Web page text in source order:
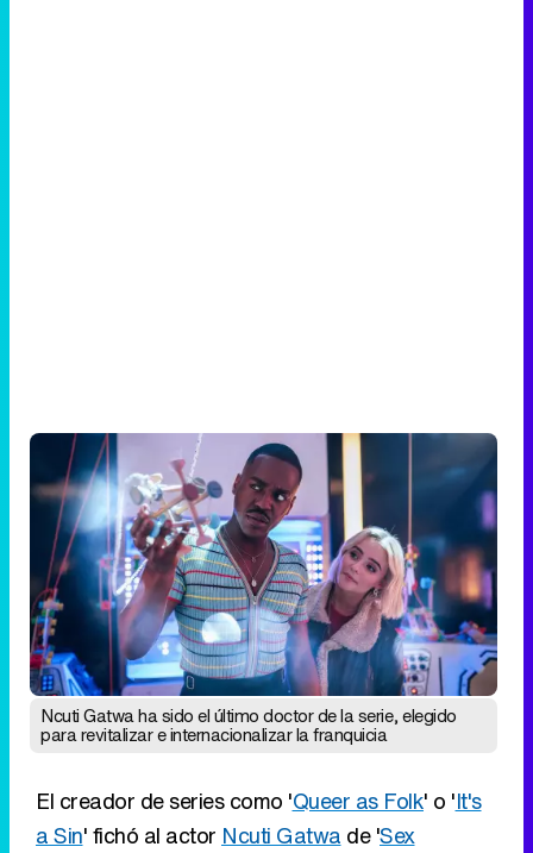
Ncuti Gatwa ha sido el último doctor de la serie, elegido
para revitalizar e internacionalizar la franquicia
El creador de series como 'Queer as Folk' o 'It's
a Sin' fichó al actor Ncuti Gatwa de 'Sex